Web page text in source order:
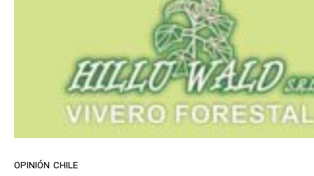
OPINIÓN CHILE